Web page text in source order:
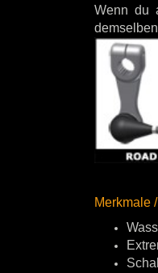
Wenn du
Merkmale